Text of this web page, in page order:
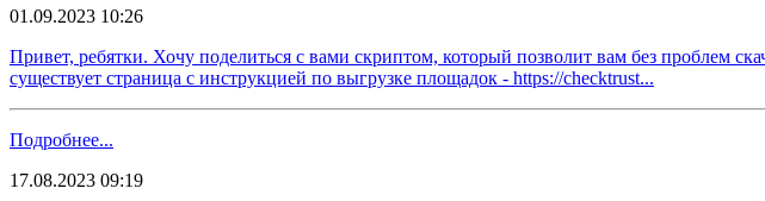
01.09.2023 10:26
​​Привет, ребятки. Хочу поделиться с вами скриптом, который позволит вам без проблем
существует страница с инструкцией по выгрузке площадок - https://checktrust...
Подробнее...
17.08.2023 09:19